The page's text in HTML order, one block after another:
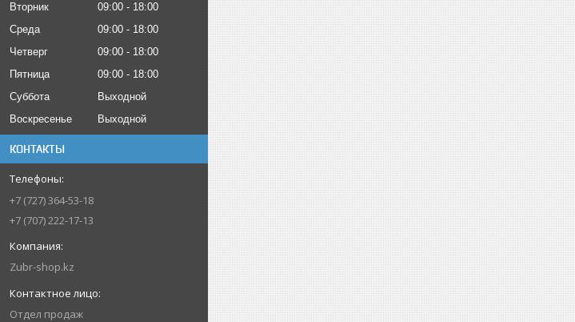
Вторник
09:00
18:00
Среда
09:00
18:00
Четверг
09:00
18:00
Пятница
09:00
18:00
Суббота
Выходной
Воскресенье
Выходной
КОНТАКТЫ
+7 (727) 364-53-18
+7 (707) 222-17-13
Zubr-shop.kz
Отдел продаж